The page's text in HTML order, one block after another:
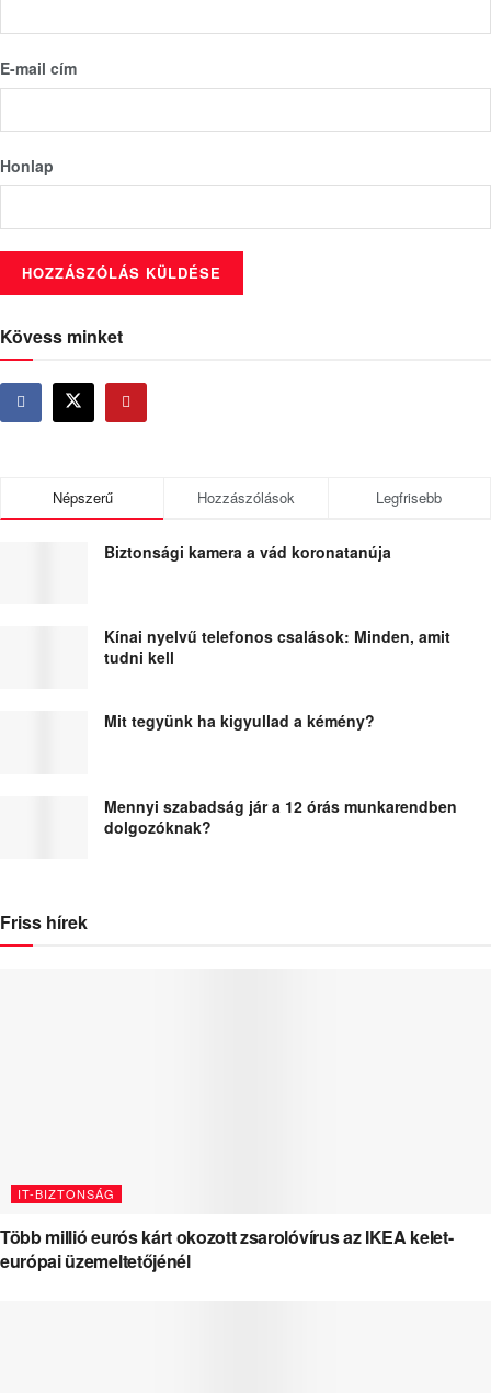
E-mail cím
Honlap
Kövess minket
Népszerű Hozzászólások Legfrisebb
Biztonsági kamera a vád koronatanúja
Kínai nyelvű telefonos csalások: Minden, amit
tudni kell
Mit tegyünk ha kigyullad a kémény?
Mennyi szabadság jár a 12 órás munkarendben
dolgozóknak?
Friss hírek
IT-BIZTONSÁG
Több millió eurós kárt okozott zsarolóvírus az IKEA kelet-
európai üzemeltetőjénél